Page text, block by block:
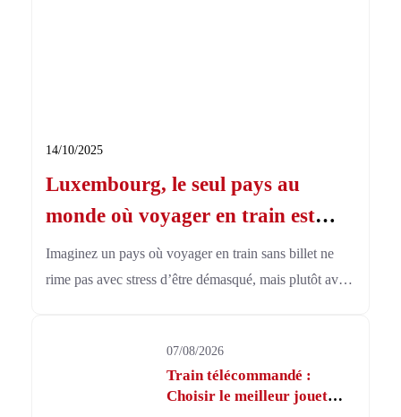
14/10/2025
Luxembourg, le seul pays au
monde où voyager en train est
gratuit : une révolution qui
change tout
Imaginez un pays où voyager en train sans billet ne
rime pas avec stress d’être démasqué, mais plutôt avec
Luxembourg, le premier territoire au monde à avoir
osé la gratuité totale de ses transports en commun.
07/08/2026
Train télécommandé :
Choisir le meilleur jouet